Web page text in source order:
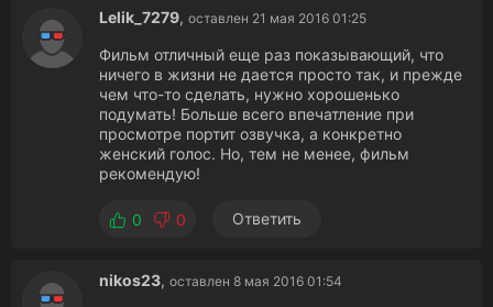
Lelik_7279, оставлен 21 мая 2016 01:25
Фильм отличный еще раз показывающий, что
ничего в жизни не дается просто так, и прежде
чем что-то сделать, нужно хорошенько
подумать! Больше всего впечатление при
просмотре портит озвучка, а конкретно
женский голос. Но, тем не менее, фильм
рекомендую!
0 0 Ответить
nikos23, оставлен 8 мая 2016 01:54